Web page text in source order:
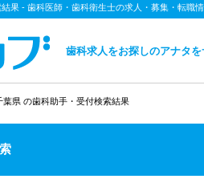
果 - 歯科医師・歯科衛生士の求人・募集・転職
歯科求人をお探しのアナタ
葉県 の歯科助手・受付検索結果